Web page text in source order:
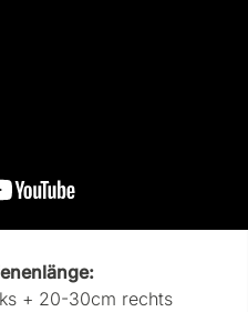
+ 20-30cm rechts